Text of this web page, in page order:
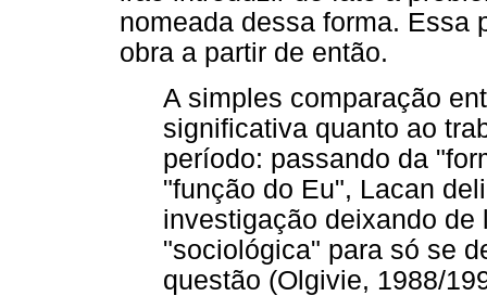
nomeada dessa forma. Essa
obra a partir de então.
A simples comparação
significativa quanto ao
período: passando da
"função do Eu", Lacan
investigação deixando de
"sociológica" para só se
questão (Olgivie, 1988/